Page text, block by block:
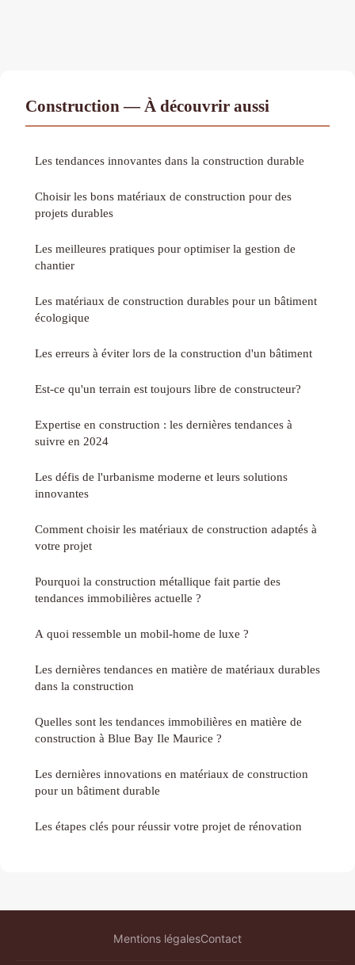
Construction — À découvrir aussi
Les tendances innovantes dans la construction durable
Choisir les bons matériaux de construction pour des
projets durables
Les meilleures pratiques pour optimiser la gestion de
chantier
Les matériaux de construction durables pour un bâtiment
écologique
Les erreurs à éviter lors de la construction d'un bâtiment
Est-ce qu'un terrain est toujours libre de constructeur?
Expertise en construction : les dernières tendances à
suivre en 2024
Les défis de l'urbanisme moderne et leurs solutions
innovantes
Comment choisir les matériaux de construction adaptés à
votre projet
Pourquoi la construction métallique fait partie des
tendances immobilières actuelle ?
A quoi ressemble un mobil-home de luxe ?
Les dernières tendances en matière de matériaux durables
dans la construction
Quelles sont les tendances immobilières en matière de
construction à Blue Bay Ile Maurice ?
Les dernières innovations en matériaux de construction
pour un bâtiment durable
Les étapes clés pour réussir votre projet de rénovation
Mentions légalesContact